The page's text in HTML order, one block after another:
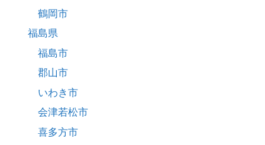
鶴岡市
福島県
福島市
郡山市
いわき市
会津若松市
喜多方市